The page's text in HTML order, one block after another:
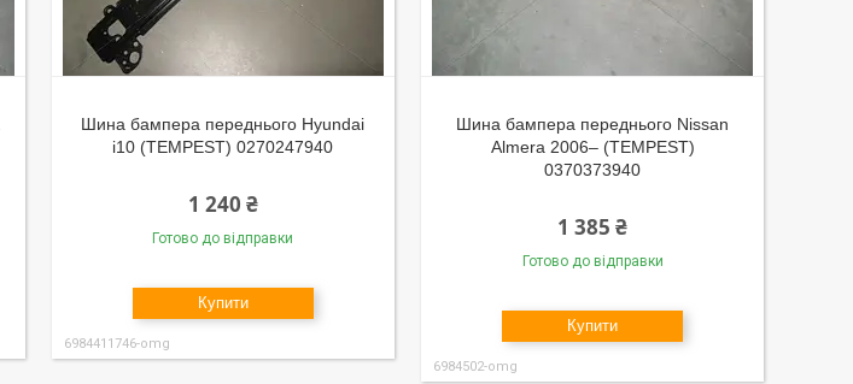
Шина бампера переднього Hyundai
i10 (TEMPEST) 0270247940
1 240 ₴
Готово до відправки
Купити
6984411746-omg
Шина бампера переднього Nissan
Almera 2006– (TEMPEST)
0370373940
1 385 ₴
Готово до відправки
Купити
6984502-omg